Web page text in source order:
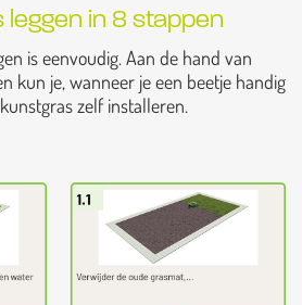
leggen in 8 stappen
is eenvoudig. Aan de hand van
kun je, wanneer je een beetje handig
zelf installeren.